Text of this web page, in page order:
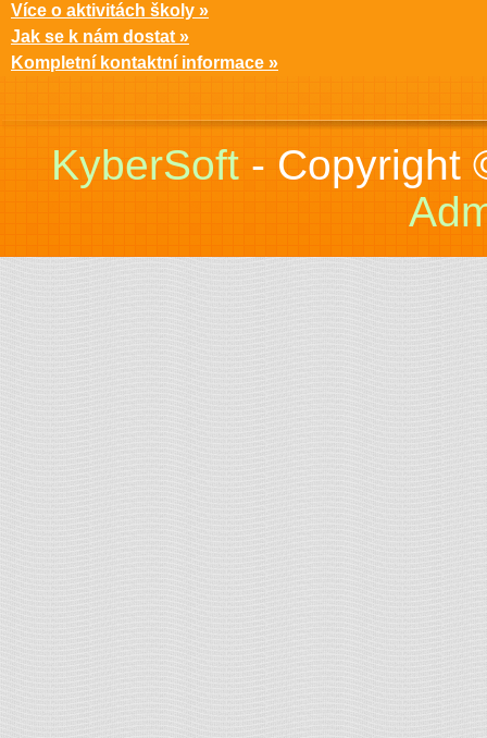
Více o aktivitách školy »
Jak se k nám dostat »
Kompletní kontaktní informace »
KyberSoft- Copyright